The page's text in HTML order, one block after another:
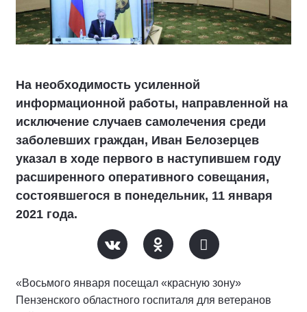
На необходимость усиленной
информационной работы, направленной на
исключение случаев самолечения среди
заболевших граждан, Иван Белозерцев
указал в ходе первого в наступившем году
расширенного оперативного совещания,
состоявшегося в понедельник, 11 января
2021 года.
«Восьмого января посещал «красную зону»
Пензенского областного госпиталя для ветеранов